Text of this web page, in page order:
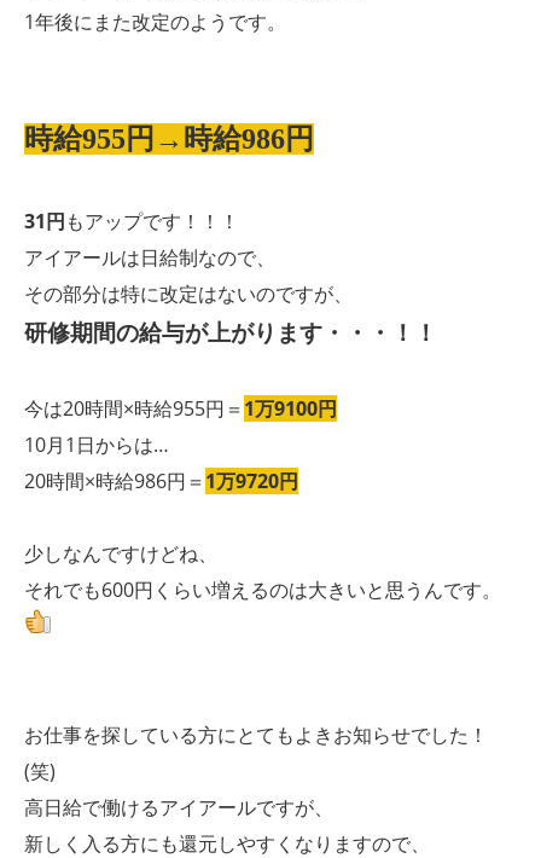
1年後にまた改定のようです。
時給955円→時給986円
31円もアップです！！！
アイアールは日給制なので、
その部分は特に改定はないのですが、
研修期間の給与が上がります・・・！！
今は20時間×時給955円＝ 1万9100円
10月1日からは…
20時間×時給986円＝ 1万9720円
少しなんですけどね、
それでも600円くらい増えるのは大きいと思うんです。
お仕事を探している方にとてもよきお知らせでした！
(笑)
高日給で働けるアイアールですが、
新しく入る方にも還元しやすくなりますので、